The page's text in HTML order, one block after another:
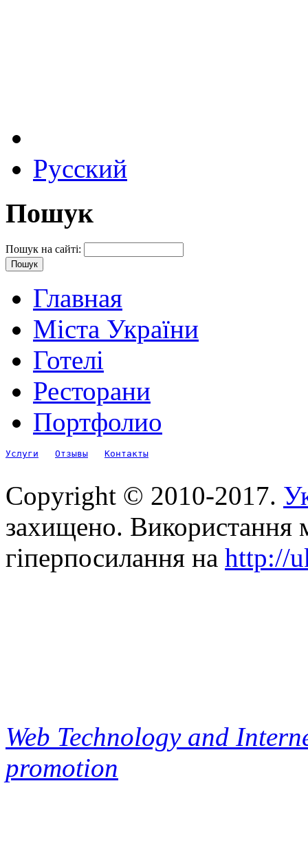
Русский
Пошук
Пошук на сайті:
Главная
Міста України
Готелі
Ресторани
Портфолио
Услуги Отзывы Контакты
Copyright © 2010-2017.
захищено. Використання
гіперпосилання на http://
Web Technology and
promotion